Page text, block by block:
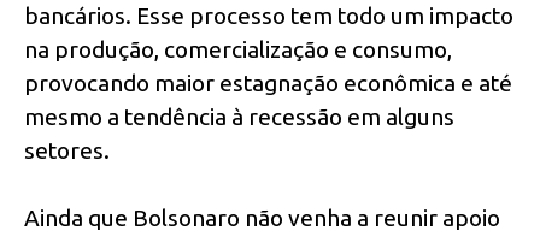
bancários. Esse processo tem todo um impacto
na produção, comercialização e consumo,
provocando maior estagnação econômica e até
mesmo a tendência à recessão em alguns
setores.
Ainda que Bolsonaro não venha a reunir apoio